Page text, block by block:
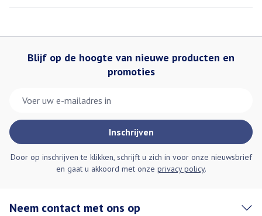
Blijf op de hoogte van nieuwe producten en
promoties
Inschrijven
Door op inschrijven te klikken, schrijft u zich in voor onze nieuwsbrief
en gaat u akkoord met onze privacy policy.
Neem contact met ons op